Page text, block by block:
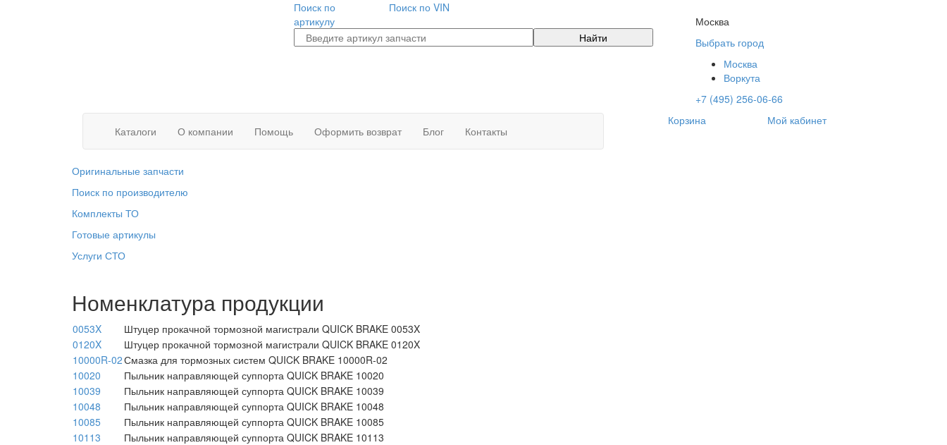
Поиск по
артикулу
Поиск по VIN
Найти
Москва
Выбрать город
Москва
Воркута
+7 (495) 256-06-66
Каталоги О компании Помощь Оформить возврат Блог Контакты
Корзина Мой кабинет
Оригинальные запчасти
Поиск по производителю
Комплекты ТО
Готовые артикулы
Услуги СТО
Номенклатура продукции
0053X
Штуцер прокачной тормозной магистрали QUICK BRAKE 0053X
0120X
Штуцер прокачной тормозной магистрали QUICK BRAKE 0120X
10000R-02Смазка для тормозных систем QUICK BRAKE 10000R-02
10020
Пыльник направляющей суппорта QUICK BRAKE 10020
10039
Пыльник направляющей суппорта QUICK BRAKE 10039
10048
Пыльник направляющей суппорта QUICK BRAKE 10048
10085
Пыльник направляющей суппорта QUICK BRAKE 10085
10113
Пыльник направляющей суппорта QUICK BRAKE 10113